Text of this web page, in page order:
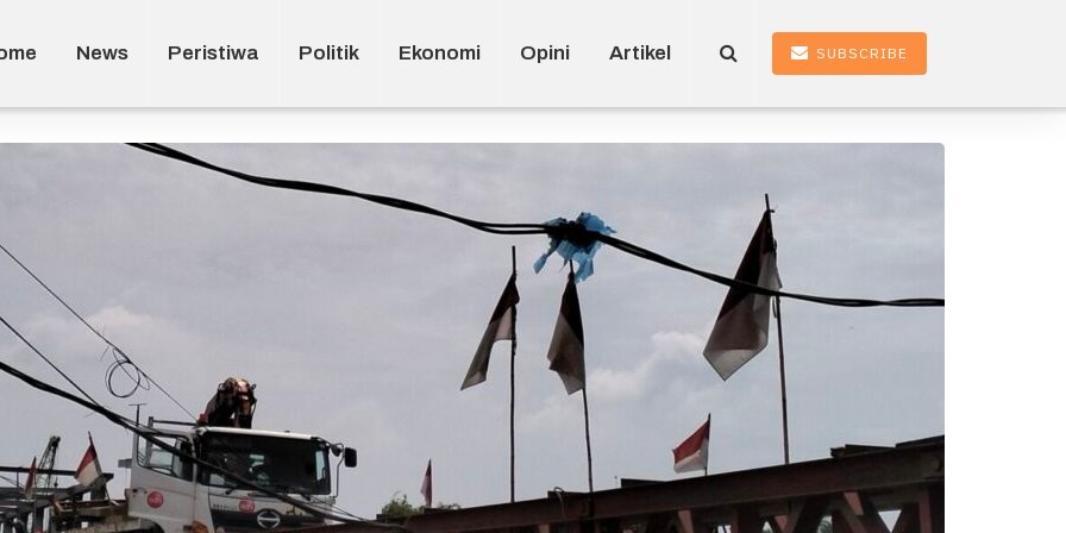
News Peristiwa Politik Ekonomi Opini Artikel SUBSCRIBE